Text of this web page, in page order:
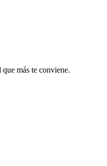
más te conviene.